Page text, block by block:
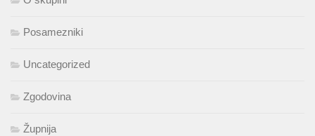
Posamezniki
Uncategorized
Zgodovina
Župnija